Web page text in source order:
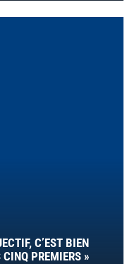
C’EST BIEN
PREMIERS »